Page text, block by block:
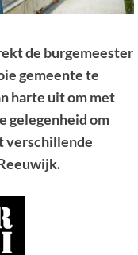
de burgemeester
gemeente te
harte uit om met
gelegenheid om
verschillende